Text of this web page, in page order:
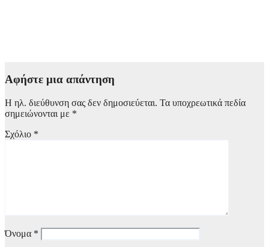
Αφήστε μια απάντηση
Η ηλ. διεύθυνση σας δεν δημοσιεύεται. Τα υποχρεωτικά πεδία
σημειώνονται με *
Σχόλιο *
Όνομα *